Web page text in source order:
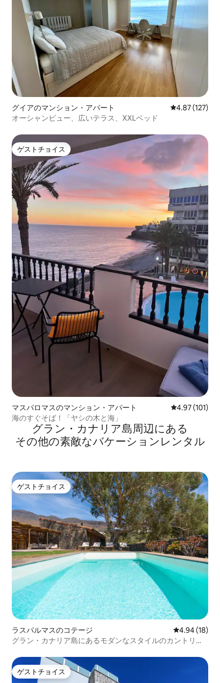
グイアのマンション・アパート レビュー127
4.87 (127)
オーシャンビュー、広いテラス、XXLベッド
ゲストチョイス
ゲストチョイス
マスパロマスのマンション・アパート レビュー101
4.97 (101)
海のすぐそば！「ヤシの木と海」
グラン・カナリア島⁠周⁠辺⁠に⁠あ⁠る
そ⁠の⁠他⁠の素⁠敵⁠なバ⁠ケ⁠ー⁠シ⁠ョ⁠ン⁠レ⁠ン⁠タ⁠ル
ゲストチョイス
ゲストチョイス
ラスパルマスのコテージ レビュー18
4.94 (18)
グラン・カナリア島にあるモダンなスタイルのカントリー
ゲストチョイス
ゲストチョイス